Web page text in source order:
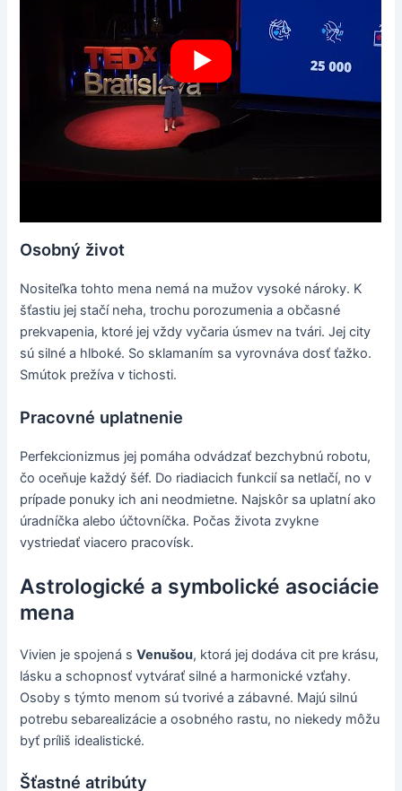
Osobný život
Nositeľka tohto mena nemá na mužov vysoké nároky. K
šťastiu jej stačí neha, trochu porozumenia a občasné
prekvapenia, ktoré jej vždy vyčaria úsmev na tvári. Jej city
sú silné a hlboké. So sklamaním sa vyrovnáva dosť ťažko.
Smútok prežíva v tichosti.
Pracovné uplatnenie
Perfekcionizmus jej pomáha odvádzať bezchybnú robotu,
čo oceňuje každý šéf. Do riadiacich funkcií sa netlačí, no v
prípade ponuky ich ani neodmietne. Najskôr sa uplatní ako
úradníčka alebo účtovníčka. Počas života zvykne
vystriedať viacero pracovísk.
Astrologické a symbolické asociácie
mena
Vivien je spojená sVenušou, ktorá jej dodáva cit pre krásu,
lásku a schopnosť vytvárať silné a harmonické vzťahy.
Osoby s týmto menom sú tvorivé a zábavné. Majú silnú
potrebu sebarealizácie a osobného rastu, no niekedy môžu
byť príliš idealistické.
Šťastné atribúty